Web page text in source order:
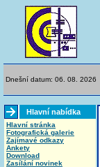
Dnešní datum: 06. 08. 2026
Hlavní nabídka
Hlavní stránka
Fotografická galerie
Zajímavé odkazy
Ankety
Download
Zasílání novinek